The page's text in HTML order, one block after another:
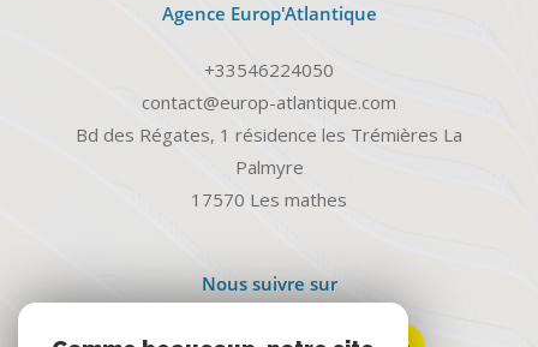
Agence Europ'Atlantique
+33546224050
contact@europ-atlantique.com
Bd des Régates, 1 résidence les Trémières La
Palmyre
17570
les mathes
Nous suivre sur